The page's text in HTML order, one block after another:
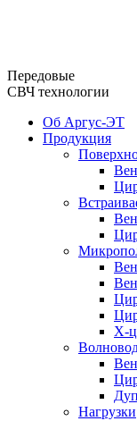
Передовые
СВЧ технологии
Об Аргус-ЭТ
Продукция
Х-
Нагрузки